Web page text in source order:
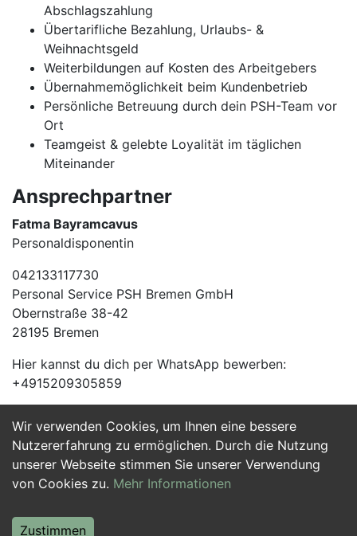
Wir verwenden Cookies, um Ihnen eine bessere
Nutzererfahrung zu ermöglichen. Durch die Nutzung
unserer Webseite stimmen Sie unserer Verwendung
von Cookies zu. Mehr Informationen
Zustimmen
Abschlagszahlung
Übertarifliche Bezahlung, Urlaubs- &
Weihnachtsgeld
Weiterbildungen auf Kosten des Arbeitgebers
Übernahmemöglichkeit beim Kundenbetrieb
Persönliche Betreuung durch dein PSH-Team vor
Ort
Teamgeist & gelebte Loyalität im täglichen
Miteinander
Ansprechpartner
Fatma Bayramcavus
Personaldisponentin
042133117730
Personal Service PSH Bremen GmbH
Obernstraße 38-42
28195 Bremen
Hier kannst du dich per WhatsApp bewerben:
+4915209305859
Jetzt Bewerben